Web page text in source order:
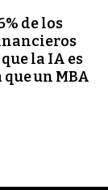
de los
la IA es
un MBA